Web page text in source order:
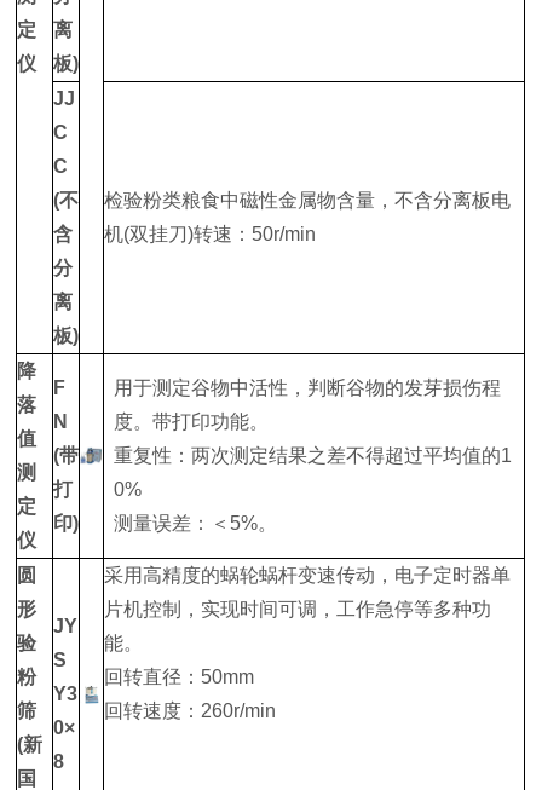
定
仪
离
板)
JJ
C
C
(不
含
分
离
板)
检验粉类粮食中磁性金属物含量，不含分离板电
机(双挂刀)转速：50r/min
降
落
值
测
定
仪
F
N
(带
打
印)
用于测定谷物中活性，判断谷物的发芽损伤程
度。带打印功能。
重复性：两次测定结果之差不得超过平均值的1
0%
测量误差：＜5%。
圆
形
验
粉
筛
(新
国
JY
S
Y3
0×
8
采用高精度的蜗轮蜗杆变速传动，电子定时器单
片机控制，实现时间可调，工作急停等多种功
能。
回转直径：50mm
回转速度：260r/min